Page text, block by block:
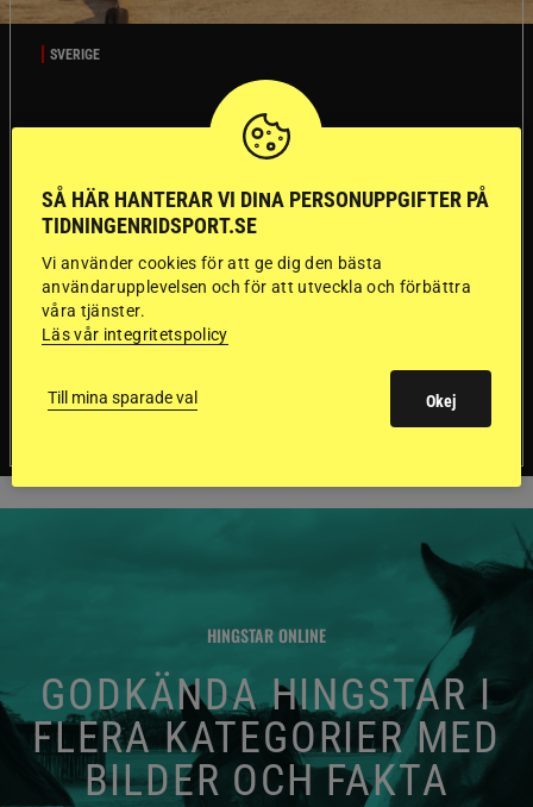
SVERIGE
ridhjälmarna blev
sämst i test
Stort test av ridhjälmar
Folksam har testat 15 ridhjälmar i olika
prisklasser för att se vilken som är den säkraste.
Det visar sig vara stor skillnad på säkerheten
mellan de olika hjälmarna – och dyrast är inte
HINGSTAR ONLINE
GODKÄNDA HINGSTAR I
FLERA KATEGORIER MED
BILDER OCH FAKTA
SÅ HÄR HANTERAR VI DINA PERSONUPPGIFTER PÅ
TIDNINGENRIDSPORT.SE
Vi använder cookies för att ge dig den bästa
användarupplevelsen och för att utveckla och förbättra
våra tjänster.
Läs vår integritetspolicy
Till mina sparade val Okej